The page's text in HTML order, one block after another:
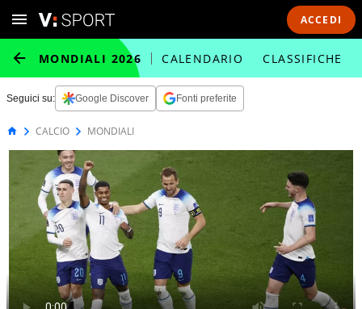
ACCEDI
MONDIALI 2026 CALENDARIO CLASSIFICHE
Seguici su: Google Discover Fonti preferite
CALCIO MONDIALI